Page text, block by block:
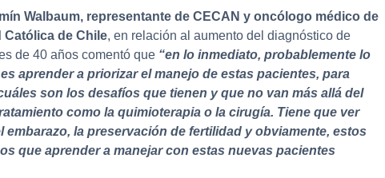
Walbaum, representante de CECAN y oncólogo médico de
Católica de Chile, en relación al aumento del diagnóstico de
de 40 años comentó que “en lo inmediato, probablemente lo
aprender a priorizar el manejo de estas pacientes, para
son los desafíos que tienen y que no van más allá del
como la quimioterapia o la cirugía. Tiene que ver
la preservación de fertilidad y obviamente, estos
que aprender a manejar con estas nuevas pacientes